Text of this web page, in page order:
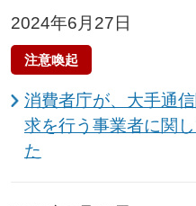
2024年6月27日
注意喚起
消費者庁が、大手通
求を行う事業者に関
た